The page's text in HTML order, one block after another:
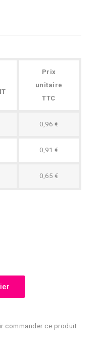
Prix
unitaire
TTC
0,96 €
0,91 €
0,65 €
commander ce produit